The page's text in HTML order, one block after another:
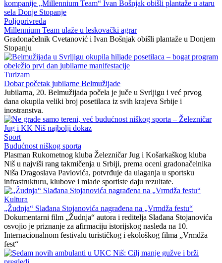
Poljoprivreda
Millennium Team ulaže u leskovački agrar
Gradonačelnik Cvetanović i Ivan Bošnjak obišli plantaže u Donjem
Stopanju
Turizam
Dobar početak jubilarne Belmužijade
Jubilarna, 20. Belmužijada počela je juče u Svrljigu i već prvog
dana okupila veliki broj posetilaca iz svih krajeva Srbije i
inostranstva.
Sport
Budućnost niškog sporta
Plasman Rukometnog kluba Železničar Jug i Košarkaškog kluba
Niš u najviši rang takmičenja u Srbiji, prema oceni gradonačelnika
Niša Dragoslava Pavlovića, potvrđuje da ulaganja u sportsku
infrastrukturu, klubove i mlade sportiste daju rezultate.
Kultura
„Žudnja“ Slađana Stojanovića nagrađena na „Vrmdža festu“
Dokumentarni film „Žudnja“ autora i reditelja Slađana Stojanovića
osvojio je priznanje za afirmaciju istorijskog nasleđa na 10.
Internacionalnom festivalu turističkog i ekološkog filma „Vrmdža
fest“